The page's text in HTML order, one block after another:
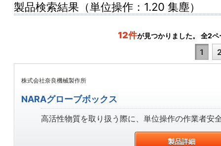
製品検索結果（単位操作：1.20 集塵）
12件が見つかりました。 全2
1
株式会社奈良機械製作所
NARAグローブボックス
高活性物質を取り扱う際に、単位操作の作業者安
製品詳細